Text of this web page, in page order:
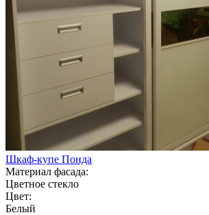
Шкаф-купе Понда
Материал фасада:
Цветное стекло
Цвет:
Белый